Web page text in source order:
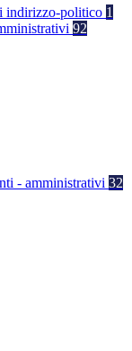
indirizzo-politico 1
92
- amministrativi 32